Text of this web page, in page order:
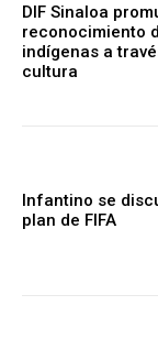
DIF Sinaloa
reconocimiento
indígenas a
cultura
Infantino se
plan de FIFA